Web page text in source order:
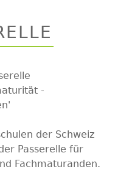
-
der Schweiz
Passerelle für
Fachmaturanden.